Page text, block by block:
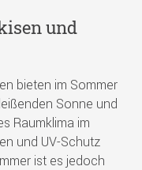
und
bieten im Sommer
Sonne und
Raumklima im
und UV-Schutz
ist es jedoch